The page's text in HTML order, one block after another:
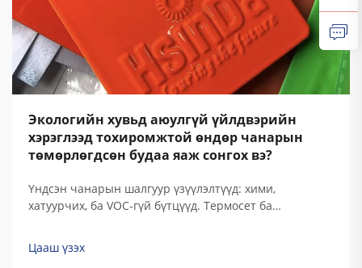
Экологийн хувьд аюулгүй үйлдвэрийн
хэрэглээд тохиромжтой өндөр чанарын
төмөрлөгдсөн будаа яаж сонгох вэ?
Үндсэн чанарын шалгуур үзүүлэлтүүд: хими,
хатуурчих, ба VOC-гүй бүтцүүд. Термосет ба
Термосет полимер хатуурчих үед тогтмол хөндлөн
Цааш үзэх